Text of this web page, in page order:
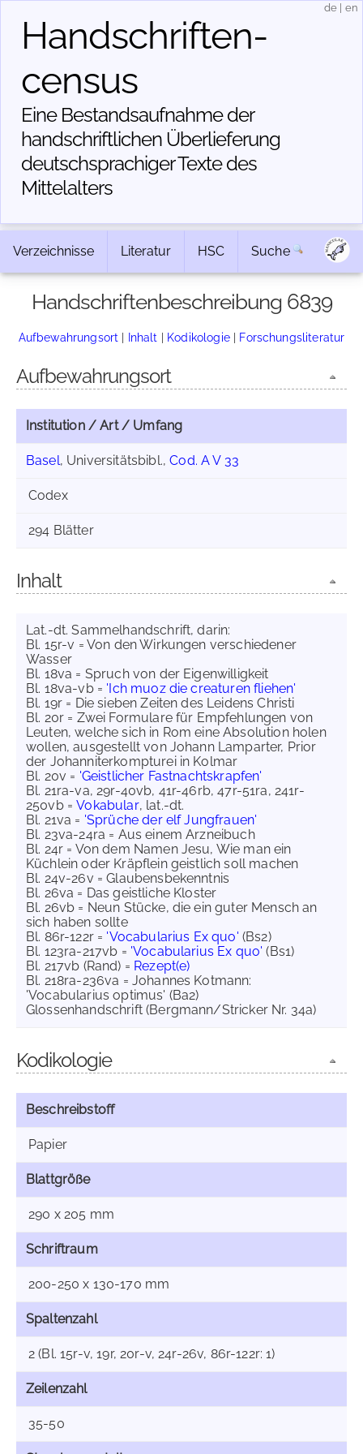
Handschriften­
census
Eine Bestandsaufnahme der
handschriftlichen Über­lieferung
deutschsprachiger Texte des
Mittelalters
de en
Verzeichnisse Literatur HSC Suche
Handschriftenbeschreibung 6839
Aufbewahrungsort | Inhalt | Kodikologie| Forschungsliteratur
Aufbewahrungsort
Institution / Art / Umfang
Basel, Universitätsbibl.,Cod. A V 33
Codex
294 Blätter
Inhalt
Lat.-dt. Sammelhandschrift, darin:
Bl. 15r-v = Von den Wirkungen verschiedener
Wasser
Bl. 18va = Spruch von der Eigenwilligkeit
Bl. 18va-vb = 'Ich muoz die creaturen fliehen'
Bl. 19r = Die sieben Zeiten des Leidens Christi
Bl. 20r = Zwei Formulare für Empfehlungen von
Leuten, welche sich in Rom eine Absolution holen
wollen, ausgestellt von Johann Lamparter, Prior
der Johanniterkompturei in Kolmar
Bl. 20v = 'Geistlicher Fastnachtskrapfen'
Bl. 21ra-va, 29r-40vb, 41r-46rb, 47r-51ra, 241r-
250vb =Vokabular, lat.-dt.
Bl. 21va = 'Sprüche der elf Jungfrauen'
Bl. 23va-24ra = Aus einem Arzneibuch
Bl. 24r = Von dem Namen Jesu, Wie man ein
Küchlein oder Kräpflein geistlich soll machen
Bl. 24v-26v = Glaubensbekenntnis
Bl. 26va = Das geistliche Kloster
Bl. 26vb = Neun Stücke, die ein guter Mensch an
sich haben sollte
Bl. 86r-122r = 'Vocabularius Ex quo' (Bs2)
Bl. 123ra-217vb = 'Vocabularius Ex quo' (Bs1)
Bl. 217vb (Rand) = Rezept(e)
Bl. 218ra-236va = Johannes Kotmann:
'Vocabularius optimus' (Ba2)
Glossenhandschrift (Bergmann/Stricker Nr. 34a)
Kodikologie
Beschreibstoff
Papier
Blattgröße
290 x 205 mm
Schriftraum
200-250 x 130-170 mm
Spaltenzahl
2 (Bl. 15r-v, 19r, 20r-v, 24r-26v, 86r-122r: 1)
Zeilenzahl
35-50